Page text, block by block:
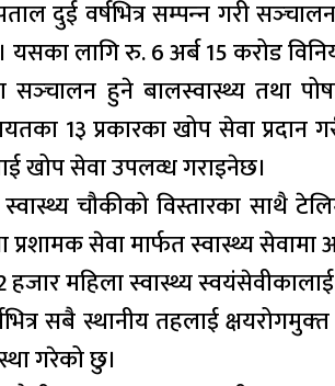
दुई वर्षभित्र सम्पन्‍न गरी
यसका लागि रु. 6 अर्ब 15 करोड
सञ्‍चालन हुने बालस्वास्थ्य तथा
1३ प्रकारका खोप सेवा
खोप सेवा उपलव्ध गराइनेछ।
चौकीको विस्तारका साथै
प्रशामक सेवा मार्फत स्वास्थ्य
महिला स्वास्थ्य स्वयंसेवीकालाई
सबै स्थानीय तहलाई
गरेको छु।